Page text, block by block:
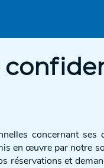
concernant
en œuvre par notre
et